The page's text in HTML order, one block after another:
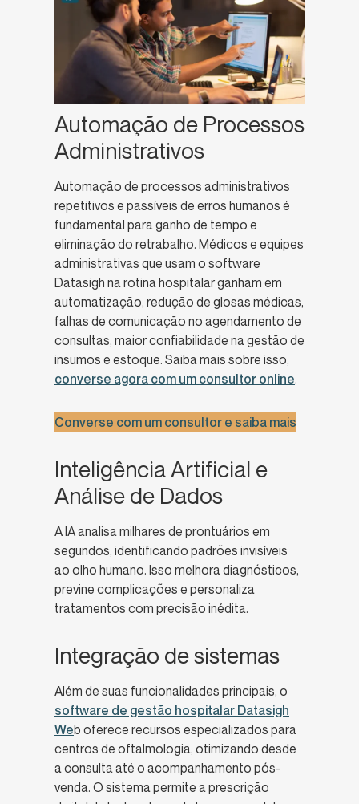
Automação de Processos
Administrativos
Automação de processos administrativos
repetitivos e passíveis de erros humanos é
fundamental para ganho de tempo e
eliminação do retrabalho. Médicos e equipes
administrativas que usam o software
Datasigh na rotina hospitalar ganham em
automatização, redução de glosas médicas,
falhas de comunicação no agendamento de
consultas, maior confiabilidade na gestão de
insumos e estoque. Saiba mais sobre isso,
converse agora com um consultor online.
Converse com um consultor e saiba mais
Inteligência Artificial e
Análise de Dados
A IA analisa milhares de prontuários em
segundos, identificando padrões invisíveis
ao olho humano. Isso melhora diagnósticos,
previne complicações e personaliza
tratamentos com precisão inédita.
Integração de sistemas
Além de suas funcionalidades principais, o
software de gestão hospitalar Datasigh
Web oferece recursos especializados para
centros de oftalmologia, otimizando desde
a consulta até o acompanhamento pós-
venda. O sistema permite a prescrição